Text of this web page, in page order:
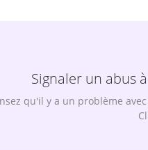
Signaler un abus
qu'il y a un problème